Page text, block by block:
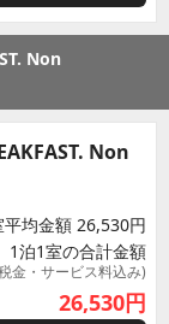
Non
Non
平均金額 26,530円
1泊1室の合計金額
金・サービス料込み)
26,530円